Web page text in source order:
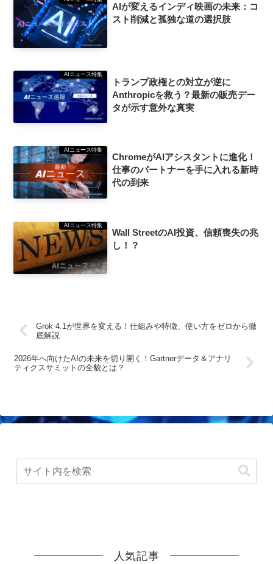
AIが変えるインディ映画の未来：コ
スト削減と孤独な道の選択肢
AIニュース特集
トランプ政権との対立が逆に
Anthropicを救う？最新の販売デー
タが示す意外な真実
AIニュース特集
ChromeがAIアシスタントに進化！
仕事のパートナーを手に入れる新時
代の到来
AIニュース特集
Wall StreetのAI投資、信頼喪失の兆
し！？
Grok 4.1が世界を変える！仕組みや特徴、使い方をゼロから徹
底解説
2026年へ向けたAIの未来を切り開く！Gartnerデータ＆アナリ
ティクスサミットの全貌とは？
人気記事